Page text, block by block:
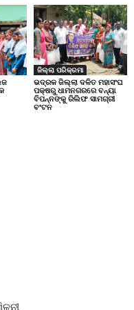
ଜିଲ୍ଲା ପରିକ୍ରମା
ଭଦ୍ରକ ଜିଲ୍ଲା ଦଳିତ ମହାସଂଘ
ପକ୍ଷରୁ ଧାମନଗରରେ ବନ୍ୟା
ବିପନ୍ନଙ୍କୁ ରିଲିଫ ସାମଗ୍ରୀ
ବଂଟନ